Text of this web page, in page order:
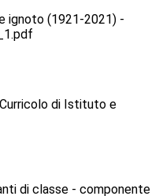
ignoto (1921-2021) -
di Istituto e
di classe - componente